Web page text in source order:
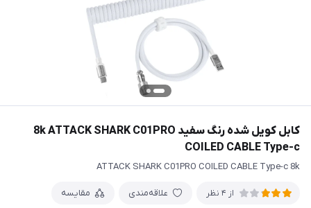
کابل کویل شده رنگ سفید 8k ATTACK SHARK C01PRO
COILED CABLE Type-c
ATTACK SHARK C01PRO COILED CABLE Type-c 8k
از 4 نظر علاقه‌مندی مقایسه